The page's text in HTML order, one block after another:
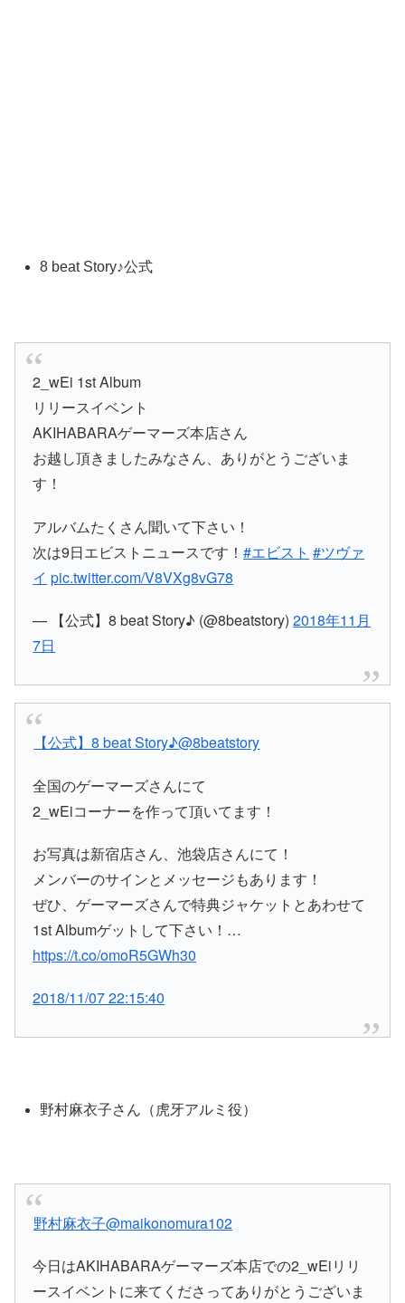
8 beat Story♪公式
2_wEi 1st Album
リリースイベント
AKIHABARAゲーマーズ本店さん
お越し頂きましたみなさん、ありがとうございま
す！
アルバムたくさん聞いて下さい！
次は9日エビストニュースです！#エビスト #ツヴァ
イ pic.twitter.com/V8VXg8vG78
— 【公式】8 beat Story♪ (@8beatstory)2018年11月
7日
【公式】8 beat Story♪@8beatstory
全国のゲーマーズさんにて
2_wEiコーナーを作って頂いてます！
お写真は新宿店さん、池袋店さんにて！
メンバーのサインとメッセージもあります！
ぜひ、ゲーマーズさんで特典ジャケットとあわせて
1st Albumゲットして下さい！…
https://t.co/omoR5GWh30
2018/11/07 22:15:40
野村麻衣子さん（虎牙アルミ役）
野村麻衣子@maikonomura102
今日はAKIHABARAゲーマーズ本店での2_wEiリリ
ースイベントに来てくださってありがとうございま